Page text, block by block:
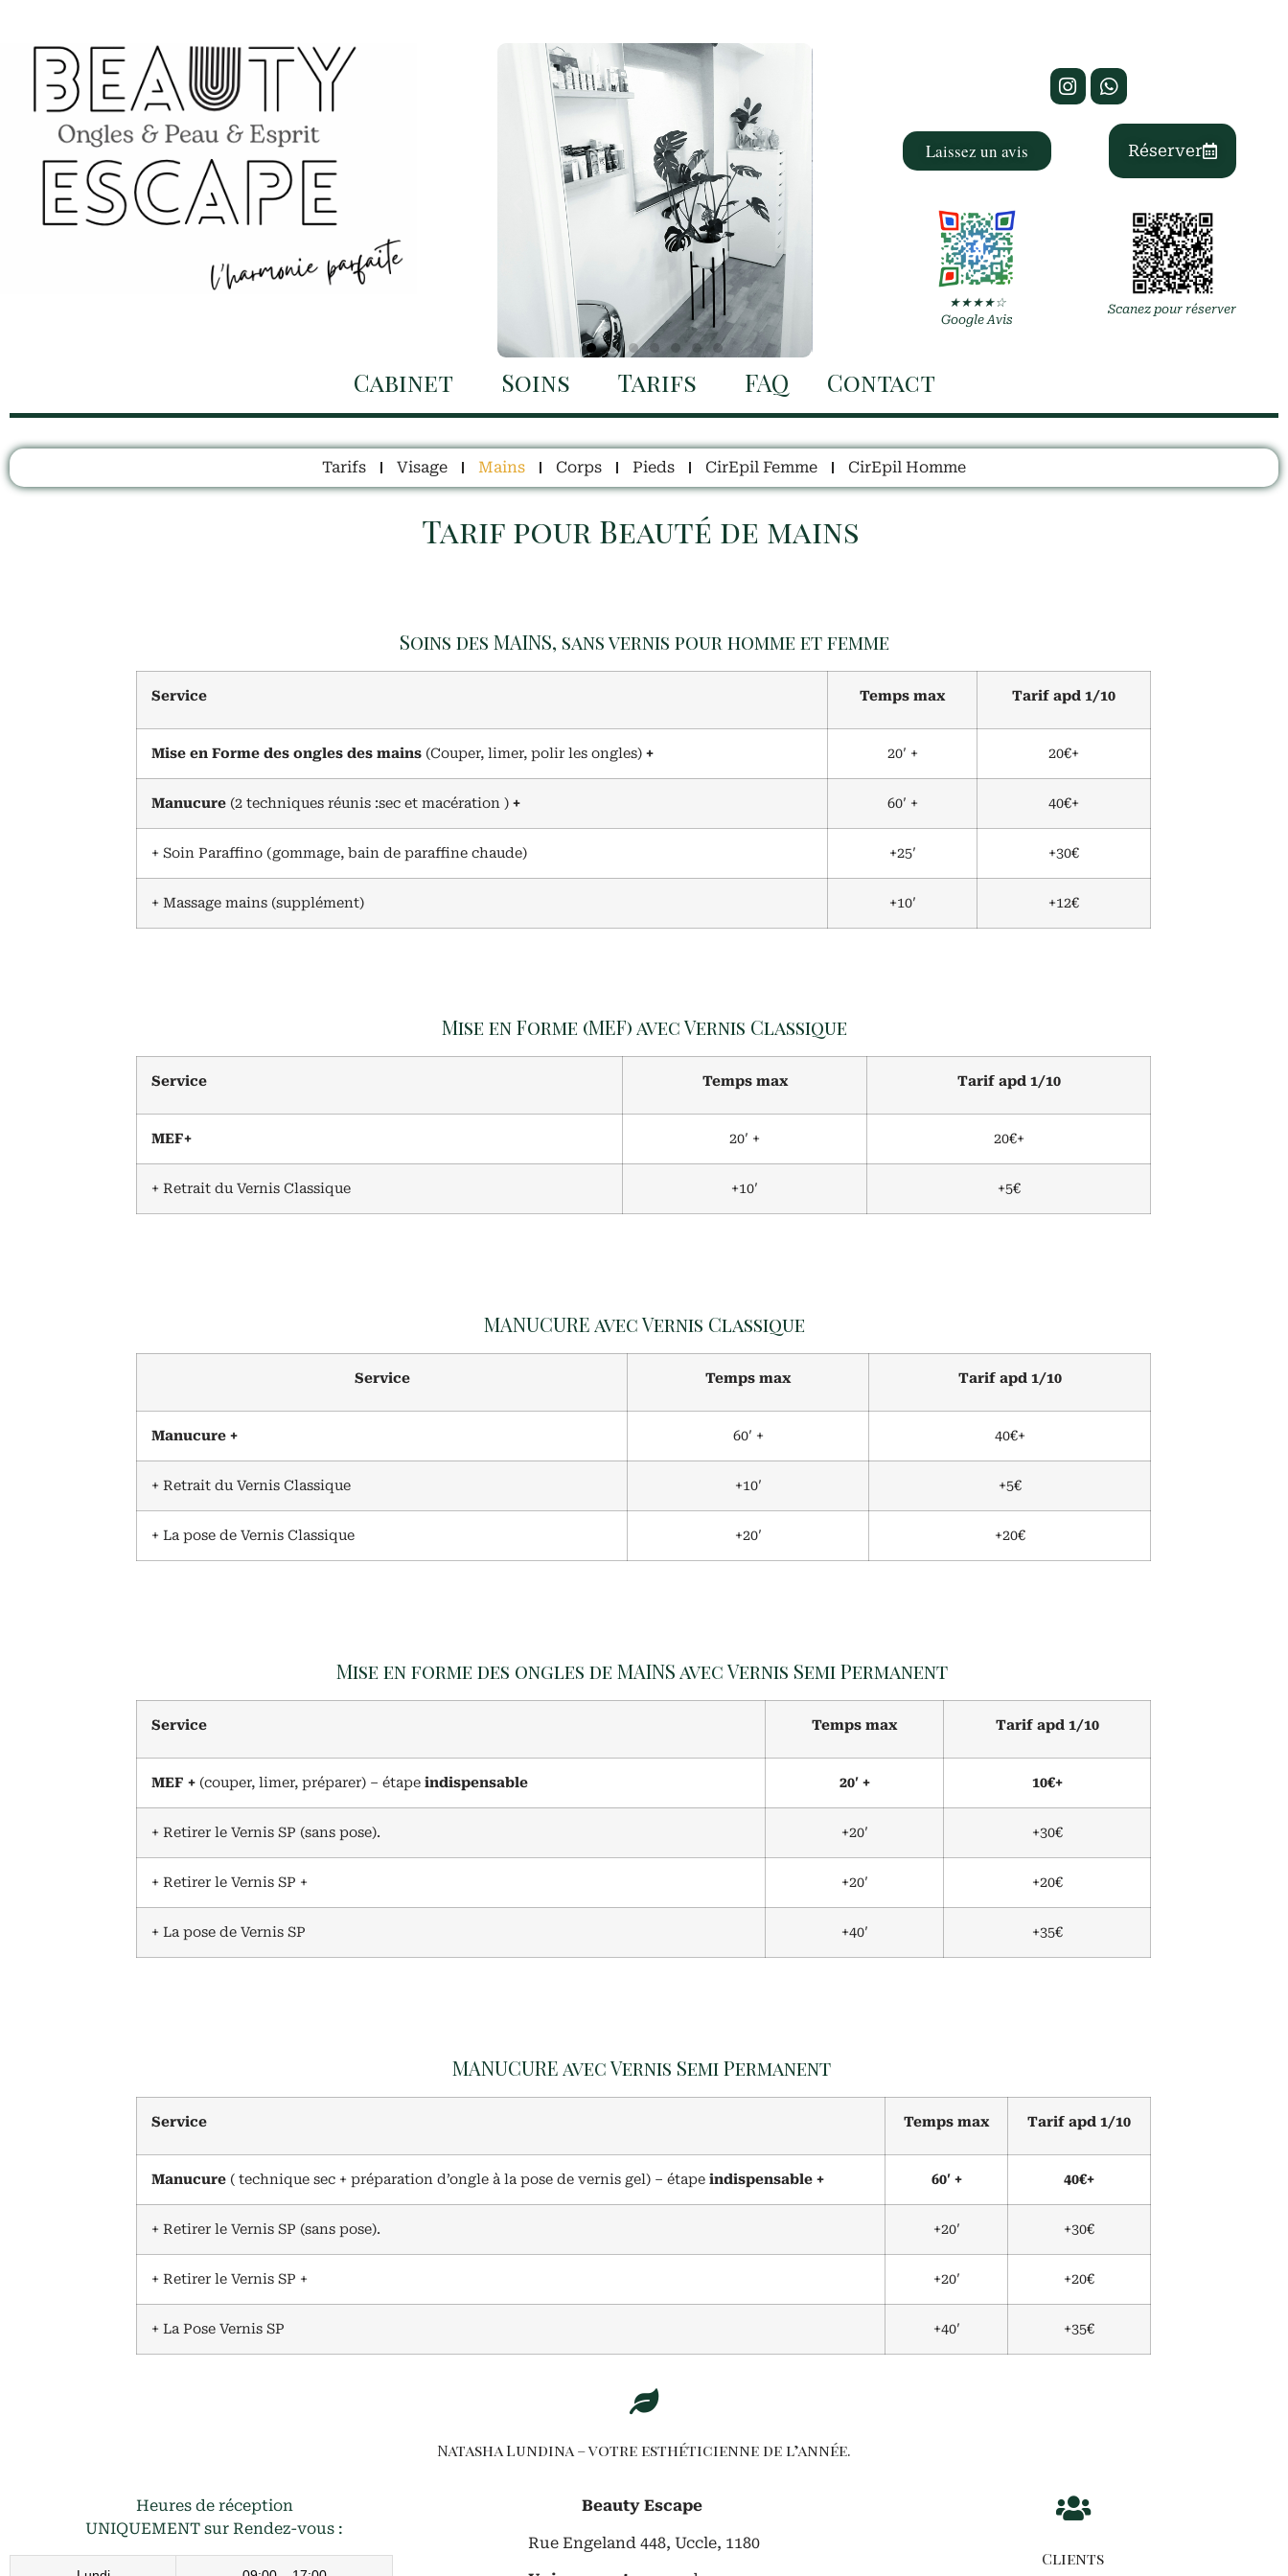
Laissez un avis Réserver
★★★★☆
Google Avis
Scanez pour réserver
Cabinet Soins Tarifs FAQ Contact
Tarifs Visage Mains Corps Pieds CirEpil Femme CirEpil Homme
Tarif pour Beauté de mains
Soins des MAINS, sans vernis pour homme et femme
Service Temps max Tarif apd 1/10
Mise en Forme des ongles des mains (Couper, limer, polir les ongles) + 20′ + 20€+
Manucure (2 techniques réunis :sec et macération )+ 60′ + 40€+
+ Soin Paraffino (gommage, bain de paraffine chaude) +25′ +30€
+ Massage mains (supplément) +10′ +12€
Mise en Forme (MEF) avec Vernis Classique
Service Temps max Tarif apd 1/10
MEF+ 20′ + 20€+
+ Retrait du Vernis Classique +10′ +5€
MANUCURE avec Vernis Classique
Service Temps max Tarif apd 1/10
Manucure + 60′ + 40€+
+ Retrait du Vernis Classique +10′ +5€
+ La pose de Vernis Classique +20′ +20€
Mise en forme des ongles de MAINS avec Vernis Semi Permanent
Service Temps max Tarif apd 1/10
MEF + (couper, limer, préparer) – étapeindispensable 20′ + 10€+
+ Retirer le Vernis SP (sans pose). +20′ +30€
+ Retirer le Vernis SP + +20′ +20€
+ La pose de Vernis SP +40′ +35€
MANUCURE avec Vernis Semi Permanent
Service Temps max Tarif apd 1/10
Manucure ( technique sec + préparation d’ongle à la pose de vernis gel) – étapeindispensable + 60′ + 40€+
+ Retirer le Vernis SP (sans pose). +20′ +30€
+ Retirer le Vernis SP + +20′ +20€
+ La Pose Vernis SP +40′ +35€
Natasha Lundina – votre esthéticienne de l’année.
Heures de réception
UNIQUEMENT sur Rendez-vous :
Beauty Escape
Rue Engeland 448, Uccle, 1180
Clients